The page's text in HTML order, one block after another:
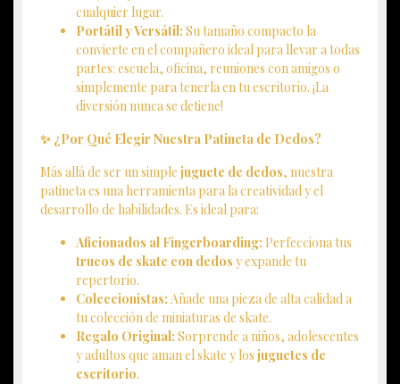
cualquier lugar.
Portátil y Versátil: Su tamaño compacto la
convierte en el compañero ideal para llevar a todas
partes: escuela, oficina, reuniones con amigos o
simplemente para tenerla en tu escritorio. ¡La
diversión nunca se detiene!
✨ ¿Por Qué Elegir Nuestra Patineta de Dedos?
Más allá de ser un simple juguete de dedos, nuestra
patineta es una herramienta para la creatividad y el
desarrollo de habilidades. Es ideal para:
Aficionados al Fingerboarding: Perfecciona tus
trucos de skate con dedos y expande tu
repertorio.
Coleccionistas: Añade una pieza de alta calidad a
tu colección de miniaturas de skate.
Regalo Original: Sorprende a niños, adolescentes
y adultos que aman el skate y los juguetes de
escritorio.